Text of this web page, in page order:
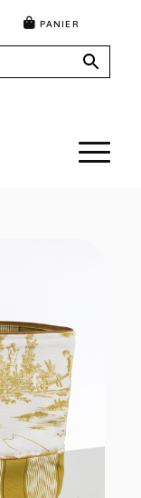
PANIER